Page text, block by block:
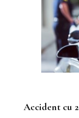
Accident cu